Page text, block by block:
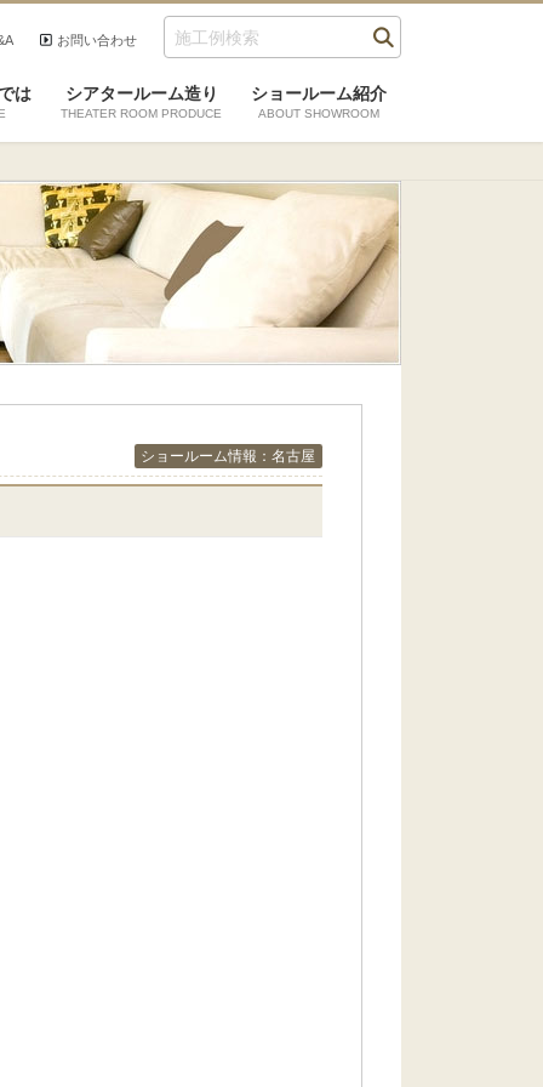
お問い合わせ
は シアタールーム造り
THEATER ROOM PRODUCE
ショールーム紹介
ABOUT SHOWROOM
ショールーム情報：名古屋